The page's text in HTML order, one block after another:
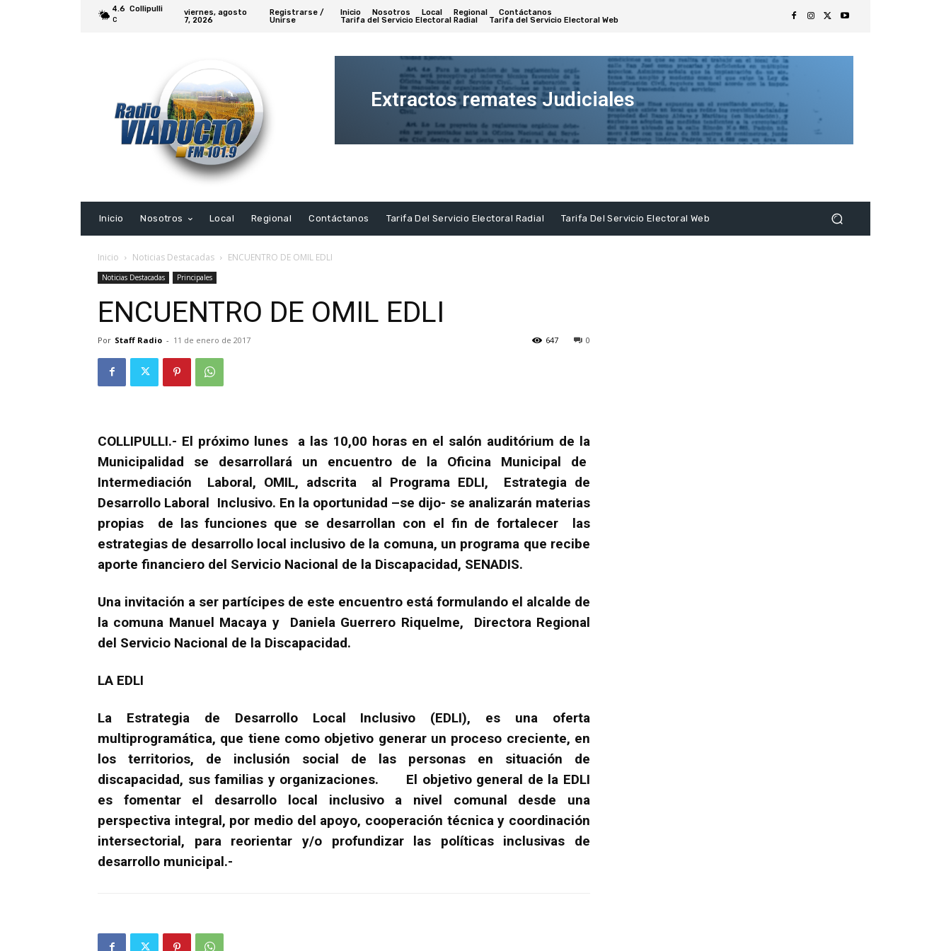
4.6
C
Collipulli
viernes, agosto
7, 2026
Registrarse /
Unirse
Inicio Nosotros Local Regional
Contáctanos
Tarifa del Servicio Electoral Radial
Tarifa del Servicio Electoral Web
Extractos remates Judiciales
Extracto
Inicio
Nosotros Local Regional Contáctanos Tarifa Del Servicio Electoral Radial Tarifa Del Servicio Electoral Web
Inicio Noticias Destacadas ENCUENTRO DE OMIL EDLI
Noticias Destacadas Principales
ENCUENTRO DE OMIL EDLI
Por Staff Radio - 11 de enero de 2017 0
647
COLLIPULLI.- El próximo lunes a las 10,00 horas en el salón auditórium de la
Municipalidad se desarrollará un encuentro de la Oficina Municipal de
Intermediación Laboral, OMIL, adscrita al Programa EDLI, Estrategia de
Desarrollo Laboral Inclusivo. En la oportunidad –se dijo- se analizarán materias
propias de las funciones que se desarrollan con el fin de fortalecer las
estrategias de desarrollo local inclusivo de la comuna, un programa que recibe
aporte financiero del Servicio Nacional de la Discapacidad, SENADIS.
Una invitación a ser partícipes de este encuentro está formulando el alcalde de
la comuna Manuel Macaya y Daniela Guerrero Riquelme, Directora Regional
del Servicio Nacional de la Discapacidad.
LA EDLI
La Estrategia de Desarrollo Local Inclusivo (EDLI), es una oferta
multiprogramática, que tiene como objetivo generar un proceso creciente, en
los territorios, de inclusión social de las personas en situación de
discapacidad, sus familias y organizaciones. El objetivo general de la EDLI
es fomentar el desarrollo local inclusivo a nivel comunal desde una
perspectiva integral, por medio del apoyo, cooperación técnica y coordinación
intersectorial, para reorientar y/o profundizar las políticas inclusivas de
desarrollo municipal.-